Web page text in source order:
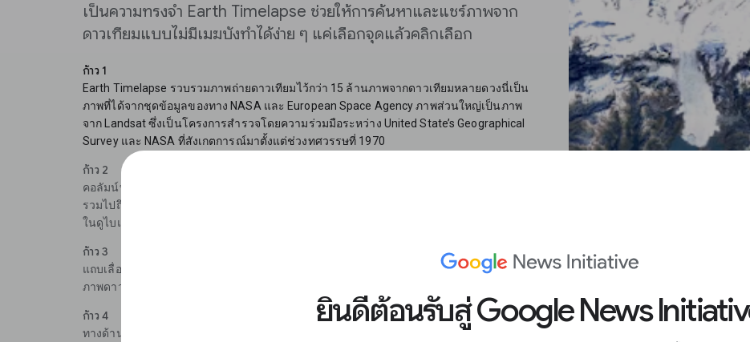
ยินดีต้อนรับสู่ Google News
เป็นความทรงจำ Earth Timelapse ช่วยให้การค้นหาและแชร์ภาพจาก
ดาวเทียมแบบไม่มีเมฆบังทำได้ง่าย ๆ แค่เลือกจุดแล้วคลิกเลือก
ก้าว 1
Earth Timelapse รวบรวมภาพถ่ายดาวเทียมไว้กว่า 15 ล้านภาพจากดาวเทียมหลายดวงนี่เป็น
ภาพที่ได้จากชุดข้อมูลของทาง NASA และ European Space Agency ภาพส่วนใหญ่เป็นภาพ
จาก Landsat ซึ่งเป็นโครงการสำรวจโดยความร่วมมือระหว่าง United State’s Geographical
Survey และ NASA ที่สังเกตการณ์มาตั้งแต่ช่วงทศวรรษที่ 1970
ก้าว 2
คอลัมน์ทางด้านซ้ายมีตัวอย่างบางส่วนที่นำเสนอความสามารถต่าง ๆ ของชุดเครื่องมือนี้ ซึ่ง
รวมไปถึงภาพดาวเทียมสำหรับ:แนวเพลิงไหม้ในออสเตรเลียแนวชายฝั่งที่ขยายพื้นที่มากขึ้น
ในดูไบแนวธารน้ำแข็งที่ลดน้อยลงในอลาสก้าลูกศรด้านบนใช้เพื่อซ่อนแถบข้อมูลนี้
ก้าว 3
แถบเลื่อนด้านล่างแสดงปีที่คุณกำลังรับชมอยู่ในปัจจุบัน หากคุณกดเปิดเล่น/หยุดชั่วคราว
ภาพดาวเทียมจะเลื่อนเวลาไปเรื่อย ๆ พร้อมแสดงปีที่กำลังรับชมเป็นสีน้ำเงิน
ก้าว 4
ทางด้านขวาของแถบเลื่อนใช้เพื่อควบคุมความเร็วในการเปิดเล่น